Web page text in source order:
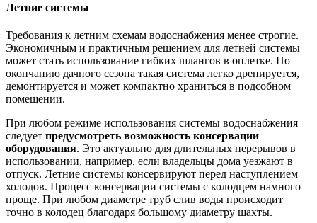
Летние системы
Требования к летним схемам водоснабжения менее строгие.
Экономичным и практичным решением для летней системы
может стать использование гибких шлангов в оплетке. По
окончанию дачного сезона такая система легко дренируется,
демонтируется и может компактно храниться в подсобном
помещении.
При любом режиме использования системы водоснабжения
следует предусмотреть возможность консервации
оборудования. Это актуально для длительных перерывов в
использовании, например, если владельцы дома уезжают в
отпуск. Летние системы консервируют перед наступлением
холодов. Процесс консервации системы с колодцем намного
проще. При любом диаметре труб слив воды происходит
точно в колодец благодаря большому диаметру шахты.